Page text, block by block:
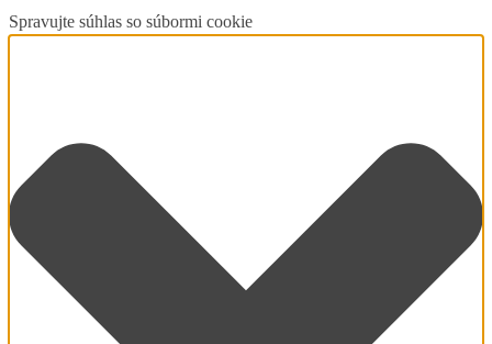
Spravujte súhlas so súbormi cookie